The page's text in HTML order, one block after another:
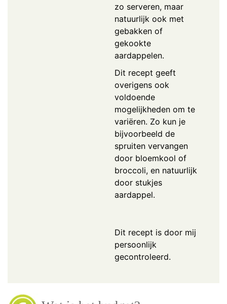
zo serveren, maar
natuurlijk ook met
gebakken of
gekookte
aardappelen.
Dit recept geeft
overigens ook
voldoende
mogelijkheden om te
variëren. Zo kun je
bijvoorbeeld de
spruiten vervangen
door bloemkool of
broccoli, en natuurlijk
door stukjes
aardappel.
Dit recept is door mij
persoonlijk
gecontroleerd.